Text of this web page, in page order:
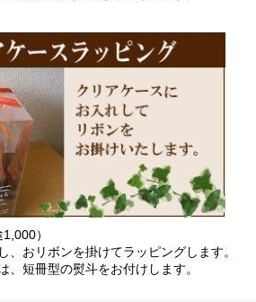
）
、おリボンを掛けてラッピングします。
、短冊型の熨斗をお付けします。